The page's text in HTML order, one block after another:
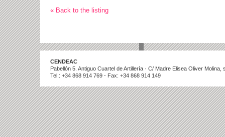
« Back to the listing
CENDEAC
Pabellón 5. Antiguo Cuartel de Artillería · C/ Madre Elisea Oliver
Tel.: +34 868 914 769 - Fax: +34 868 914 149